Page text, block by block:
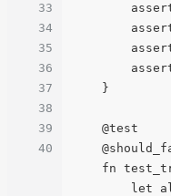
33
34
35
36
37
38
39
40